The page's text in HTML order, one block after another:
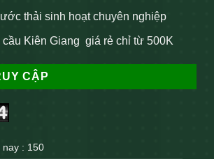
thải sinh hoạt chuyên nghiệp
cầu Kiên Giang giá rẻ chỉ từ 500K
CẬP
nay : 150